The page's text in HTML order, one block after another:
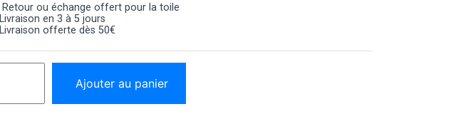
Retour ou échange offert pour la toile
Livraison en 3 à 5 jours
Livraison offerte dès 50€
Ajouter au panier